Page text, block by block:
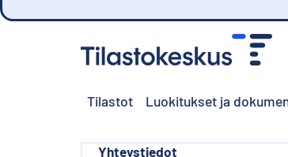
Tilastot Luokitukset ja
Yhteystiedot